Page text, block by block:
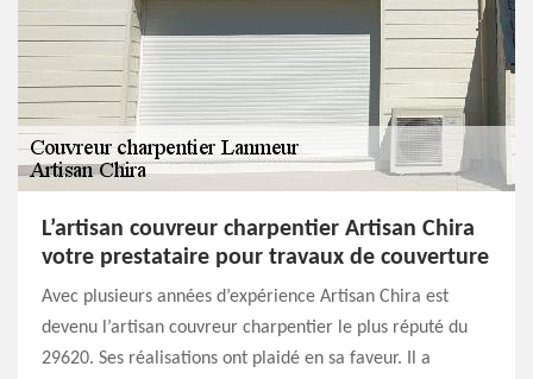
L’artisan couvreur charpentier Artisan Chira
votre prestataire pour travaux de couverture
Avec plusieurs années d’expérience Artisan Chira est
devenu l’artisan couvreur charpentier le plus réputé du
29620. Ses réalisations ont plaidé en sa faveur. Il a